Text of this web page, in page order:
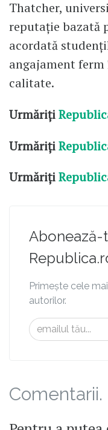
Thatcher,
reputație bazată
acordată
angajament
calitate.
Urmăriți
Urmăriți
Urmăriți
Primește cele
autorilor.